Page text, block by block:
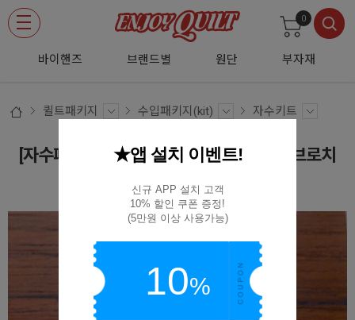
바이핸즈 브랜드별 원단 부자재
0
퀼트패키지 수입패키지(kit) 자수키트
[자수패키지] Chicchi의 동물 사슴과 수국 브로치
PHC-032-1
★앱 설치 이벤트!
신규 APP 설치 고객
10% 할인 쿠폰 증정!
(5만원 이상 사용가능)
10%